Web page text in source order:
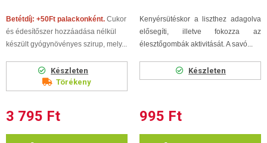
Betétdíj: +50Ft palackonként. Cukor
és édesítőszer hozzáadása nélkül
készült gyógynövényes szirup, mely...
Készleten
Törékeny
3 795 Ft
Kenyérsütéskor a liszthez adagolva
elősegíti, illetve fokozza az
élesztőgombák aktivitását. A savó...
Készleten
995 Ft